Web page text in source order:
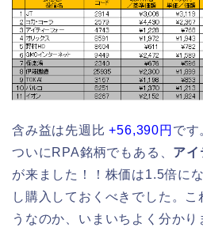
含み益は先週比+56,390円 です
ついにRPA銘柄でもある、 アイ
が来ました！！株価は1.5倍に
し購入しておくべきでした。
うなのか、いまいちよく分か